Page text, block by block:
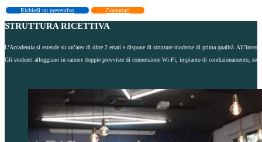
Richiedi un preventivo Contattaci
STRUTTURA RICETTIVA
L’Accademia si estende su un’area di oltre 2 ettari e dispone di strutture moderne di prima qualità.
Gli studenti alloggiano in camere doppie provviste di connessione Wi-Fi, impianto di condizionamento,